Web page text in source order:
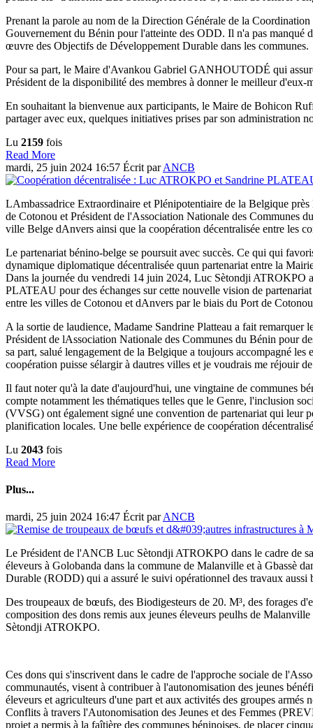
Prenant la parole au nom de la Direction Générale de la
Gouvernement du Bénin pour l'atteinte des ODD. Il n'a pas
œuvre des Objectifs de Développement Durable dans les communes.
Pour sa part, le Maire d'Avankou Gabriel GANHOUTODÉ qui assure
Président de la disponibilité des membres à donner le meilleur d'eux-
En souhaitant la bienvenue aux participants, le Maire de Bohicon
partager avec eux, quelques initiatives prises par son administration
Lu 2159 fois
Read More
mardi, 25 juin 2024 16:57 Écrit parANCB
LAmbassadrice Extraordinaire et Plénipotentiaire de la Belgique
de Cotonou et Président de l'Association Nationale des Communes
ville Belge dAnvers ainsi que la coopération décentralisée entre les
Le partenariat bénino-belge se poursuit avec succès. Ce qui qui
dynamique diplomatique décentralisée quun partenariat entre la
Dans la journée du vendredi 14 juin 2024, Luc Sètondji ATROKPO
PLATEAU pour des échanges sur cette nouvelle vision de
entre les villes de Cotonou et dAnvers par le biais du Port de
A la sortie de laudience, Madame Sandrine Platteau a fait
Président de lAssociation Nationale des Communes du Bénin pour
sa part, salué lengagement de la Belgique a toujours accompagné
coopération puisse sélargir à dautres villes et je voudrais me réjouir
Il faut noter qu'à la date d'aujourd'hui, une vingtaine de communes
compte notamment les thématiques telles que le Genre, l'inclusion
(VVSG) ont également signé une convention de partenariat qui leur
planification locales. Une belle expérience de coopération
Lu 2043 fois
Read More
Plus...
mardi, 25 juin 2024 16:47 Écrit parANCB
Le Président de l'ANCB Luc Sètondji ATROKPO dans le cadre de
éleveurs à Golobanda dans la commune de Malanville et à Gbassè
Durable (RODD) qui a assuré le suivi opérationnel des travaux aussi
Des troupeaux de bœufs, des Biodigesteurs de 20. M³, des forages
composition des dons remis aux jeunes éleveurs peulhs de
Sètondji ATROKPO.
Ces dons qui s'inscrivent dans le cadre de l'approche sociale de
communautés, visent à contribuer à l'autonomisation des jeunes
éleveurs et agriculteurs d'une part et aux activités des groupes
Conflits à travers l'Autonomisation des Jeunes et des Femmes
projet a permis à la faîtière des communes béninoises, de placer